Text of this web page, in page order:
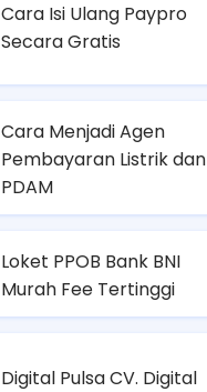
Cara Isi Ulang Paypro
Secara Gratis
Cara Menjadi Agen
Pembayaran Listrik dan
PDAM
Loket PPOB Bank BNI
Murah Fee Tertinggi
Digital Pulsa CV. Digital